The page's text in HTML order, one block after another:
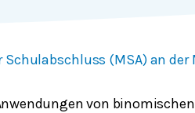
Schulabschluss (MSA) an
von